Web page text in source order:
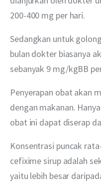
200-400 mg per hari.
Sedangkan untuk
bulan dokter biasanya
sebanyak 9 mg/kgBB
Penyerapan obat akan
dengan makanan.
obat ini dapat diserap
Konsentrasi puncak
cefixime sirup adalah
yaitu lebih besar